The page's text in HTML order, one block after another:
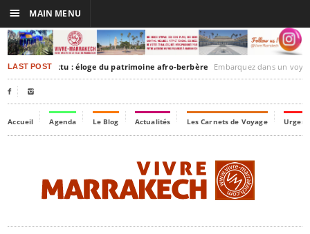
LAST POST
Timbuktu : éloge du patrimoine afro-berbère Embarquez dans un voyage culturel dans le
 
Accueil Agenda Le Blog Actualités Les Carnets de Voyage
☰ MAIN MENU